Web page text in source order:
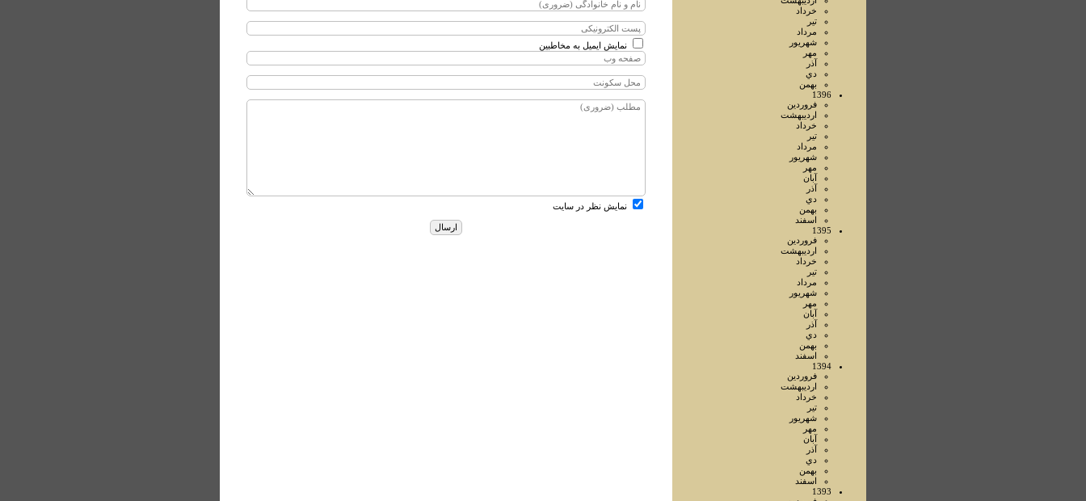
خرداد
تير
مرداد
شهريور
مهر
آذر
دي
بهمن
1396
فروردين
ارديبهشت
خرداد
تير
مرداد
شهريور
مهر
آبان
آذر
دي
بهمن
اسفند
1395
فروردين
ارديبهشت
خرداد
تير
مرداد
شهريور
مهر
آبان
آذر
دي
بهمن
اسفند
1394
فروردين
ارديبهشت
خرداد
تير
شهريور
مهر
آبان
آذر
دي
بهمن
اسفند
1393
نمایش ایمیل به مخاطبین
نمایش نظر در سایت